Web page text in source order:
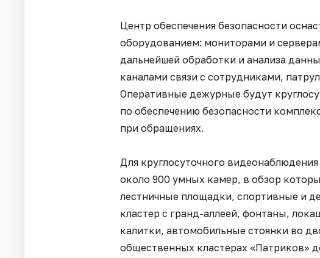
Центр обеспечения безопасности
оборудованием: мониторами и
дальнейшей обработки и анализа
каналами связи с сотрудниками,
Оперативные дежурные будут
по обеспечению безопасности
при обращениях.
Для круглосуточного
около 900 умных камер, в обзор
лестничные площадки, спортивные и
кластер с гранд-аллеей, фонтаны,
калитки, автомобильные стоянки во
общественных кластерах «Патриков»